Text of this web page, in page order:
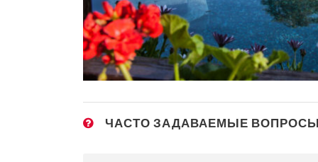
ЧАСТО ЗАДАВАЕМЫЕ